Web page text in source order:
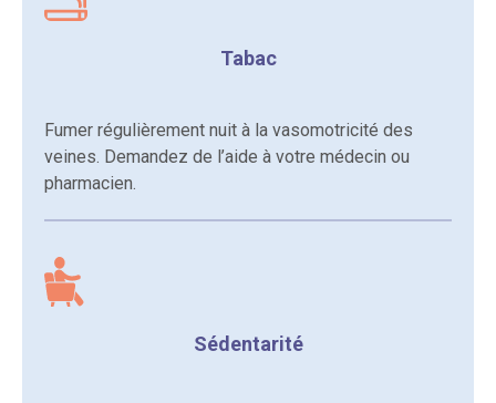
Tabac
Fumer régulièrement nuit à la vasomotricité des
veines. Demandez de l’aide à votre médecin ou
pharmacien.
Sédentarité